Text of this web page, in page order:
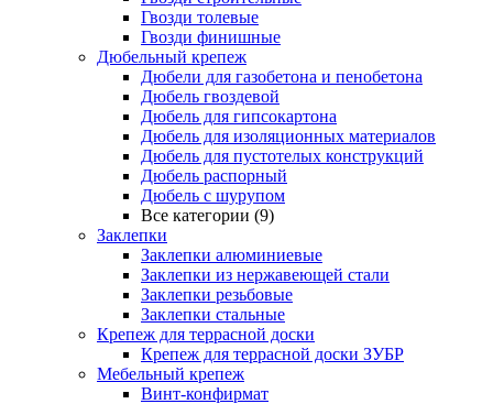
Гвозди толевые
Гвозди финишные
Дюбельный крепеж
Дюбели для газобетона и пенобетона
Дюбель гвоздевой
Дюбель для гипсокартона
Дюбель для изоляционных материалов
Дюбель для пустотелых конструкций
Дюбель распорный
Дюбель с шурупом
Все категории (9)
Заклепки
Заклепки алюминиевые
Заклепки из нержавеющей стали
Заклепки резьбовые
Заклепки стальные
Крепеж для террасной доски
Крепеж для террасной доски ЗУБР
Мебельный крепеж
Винт-конфирмат